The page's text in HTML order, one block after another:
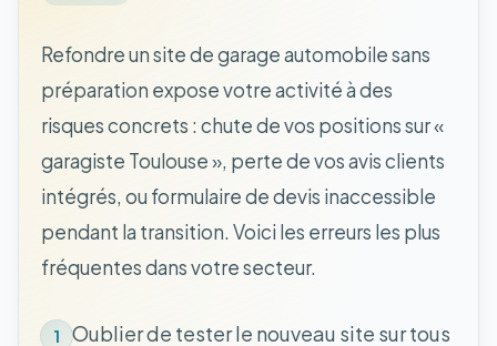
Refondre un site de garage automobile sans
préparation expose votre activité à des
risques concrets : chute de vos positions sur «
garagiste Toulouse », perte de vos avis clients
intégrés, ou formulaire de devis inaccessible
pendant la transition. Voici les erreurs les plus
fréquentes dans votre secteur.
1
Oublier de tester le nouveau site sur tous